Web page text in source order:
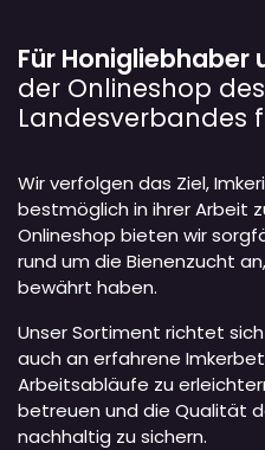
Für Honigliebhaber
der Onlineshop
Landesverbandes
Wir verfolgen das Ziel,
bestmöglich in ihrer Arbeit
Onlineshop bieten wir
rund um die Bienenzucht
bewährt haben.
Unser Sortiment richtet
auch an erfahrene
Arbeitsabläufe zu
betreuen und die Qualität
nachhaltig zu sichern.